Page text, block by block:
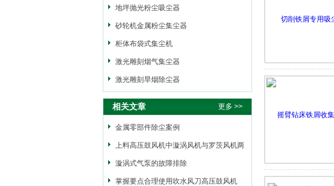
地坪抛光粉尘吸尘器
砂轮机金属粉尘集尘器
柜体布袋式集尘机
激光雕刻烟气集尘器
激光雕刻旱烟除尘器
相关文章 更多 >>
金属零部件除尘案例
上料高压鼓风机中漩涡风机与罗茨风机两
者之间的区别
漩涡式气泵的故障排除
掌握要点合理使用吹水风刀高压鼓风机